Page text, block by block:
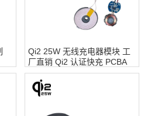
Qi2 25W 无线充电器模块 工
厂直销 Qi2 认证快充 PCBA
支持 OEM ODM 定制 iPhone
17 16